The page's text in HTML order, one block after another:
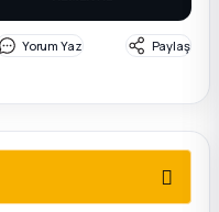
Yorum Yaz Paylaş